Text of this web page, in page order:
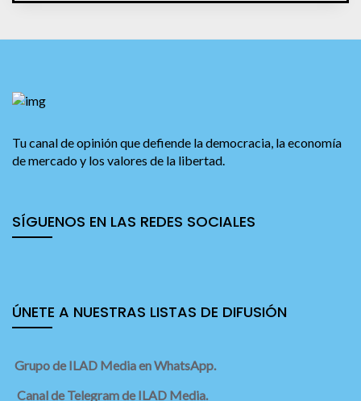
Tu canal de opinión que defiende la democracia, la economía
de mercado y los valores de la libertad.
SÍGUENOS EN LAS REDES SOCIALES
ÚNETE A NUESTRAS LISTAS DE DIFUSIÓN
Grupo de ILAD Media en WhatsApp.
Canal de Telegram de ILAD Media.